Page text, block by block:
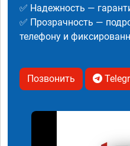
✅ Надежность —
✅ Прозрачность —
телефону и
Позвонить